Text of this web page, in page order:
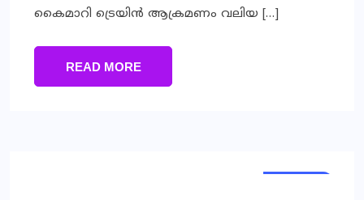
കൈമാറി ട്രെയിന്‍ ആക്രമണം വലിയ […]
READ MORE